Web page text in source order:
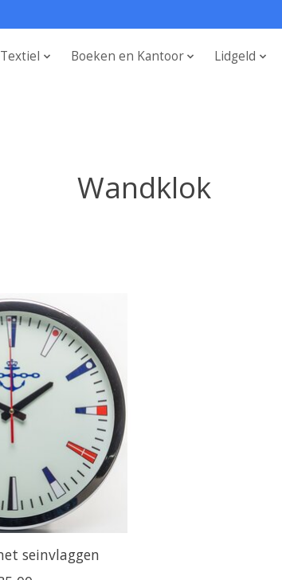
Textiel Boeken en Kantoor Lidgeld
Wandklok
seinvlaggen